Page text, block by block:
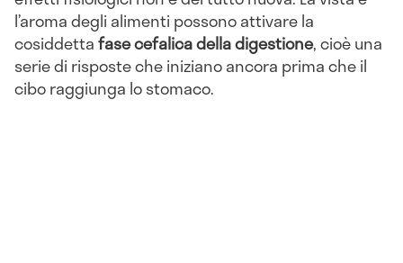
l’aroma degli alimenti possono attivare la
cosiddettafase cefalica della digestione, cioè una
serie di risposte che iniziano ancora prima che il
cibo raggiunga lo stomaco.